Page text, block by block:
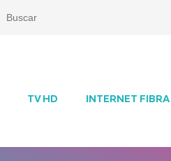
TV HD INTERNET FIBRA